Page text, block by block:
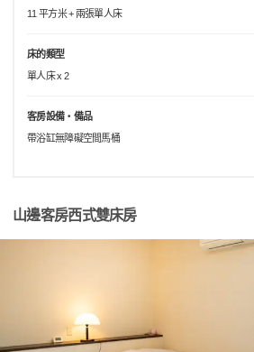
11 平方米 + 兩張單人床
床的類型
單人床 x 2
客房設備・備品
帶浴缸無障礙空間馬桶
山邊客房西式雙床房